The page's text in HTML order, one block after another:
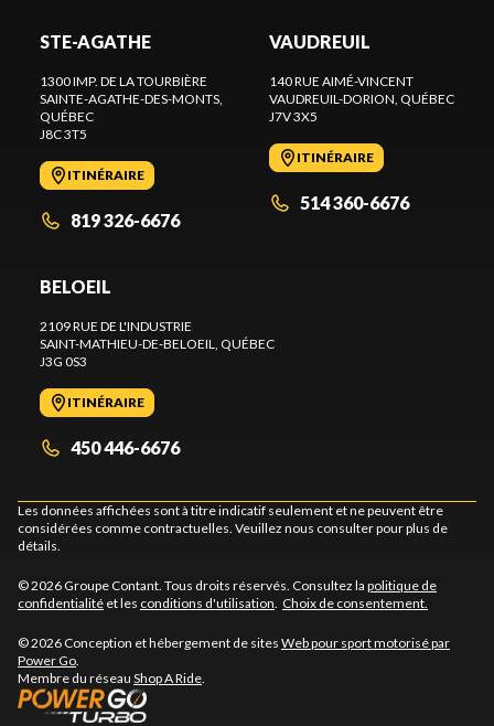
STE-AGATHE
1300 IMP. DE LA TOURBIÈRE
SAINTE-AGATHE-DES-MONTS
QUÉBEC
J8C 3T5
ITINÉRAIRE
819 326-6676
VAUDREUIL
140 RUE AIMÉ-VINCENT
VAUDREUIL-DORION , QUÉBEC
J7V 3X5
ITINÉRAIRE
514 360-6676
BELOEIL
2109 RUE DE L'INDUSTRIE
SAINT-MATHIEU-DE-BELOEIL
, QUÉBEC
J3G 0S3
ITINÉRAIRE
450 446-6676
Les données affichées sont à titre indicatif seulement et ne peuvent être
considérées comme contractuelles. Veuillez nous consulter pour plus de
détails.
© 2026 Groupe Contant. Tous droits réservés. Consultez la politique de
confidentialité et les conditions d'utilisation Choix de consentement.
© 2026 Conception et hébergement de sites Web pour sport motorisé par
Power Go
Membre du réseau Shop A Ride